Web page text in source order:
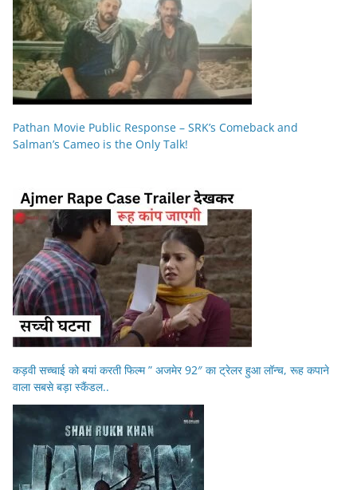
Pathan Movie Public Response – SRK’s Comeback and
Salman’s Cameo is the Only Talk!
कड़वी सच्चाई को बयां करती फिल्म ” अजमेर 92″ का ट्रेलर हुआ लॉन्च, रूह कपाने
वाला सबसे बड़ा स्कैंडल..